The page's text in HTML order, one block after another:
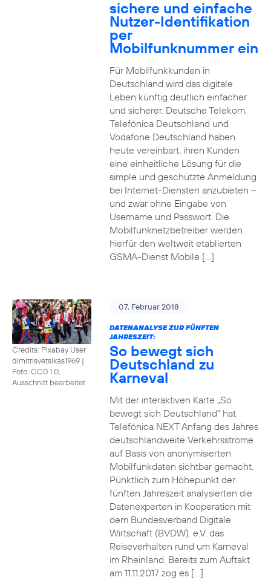
sichere und einfache
Nutzer-Identifikation
per
Mobilfunknummer ein
Für Mobilfunkkunden in
Deutschland wird das digitale
Leben künftig deutlich einfacher
und sicherer. Deutsche Telekom,
Telefónica Deutschland und
Vodafone Deutschland haben
heute vereinbart, ihren Kunden
eine einheitliche Lösung für die
simple und geschützte Anmeldung
bei Internet-Diensten anzubieten –
und zwar ohne Eingabe von
Username und Passwort. Die
Mobilfunknetzbetreiber werden
hierfür den weltweit etablierten
GSMA-Dienst Mobile […]
Credits: Pixabay User
dimitrisvetsikas1969 |
Foto: CC0 1.0,
Ausschnitt bearbeitet
07. Februar 2018
DATENANALYSE ZUR FÜNFTEN
JAHRESZEIT:
So bewegt sich
Deutschland zu
Karneval
Mit der interaktiven Karte „So
bewegt sich Deutschland“ hat
Telefónica NEXT Anfang des Jahres
deutschlandweite Verkehrsströme
auf Basis von anonymisierten
Mobilfunkdaten sichtbar gemacht.
Pünktlich zum Höhepunkt der
fünften Jahreszeit analysierten die
Datenexperten in Kooperation mit
dem Bundesverband Digitale
Wirtschaft (BVDW). e.V. das
Reiseverhalten rund um Karneval
im Rheinland. Bereits zum Auftakt
am 11.11.2017 zog es […]